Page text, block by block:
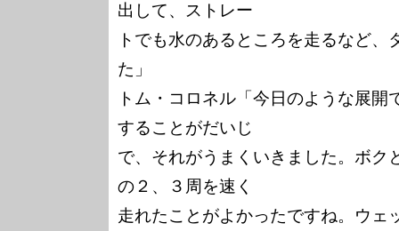
出して、ストレー
トでも水のあるところを走るなど
た」
トム・コロネル「今日のような展
することがだいじ
で、それがうまくいきました。ボク
の２、３周を速く
走れたことがよかったですね。ウェ